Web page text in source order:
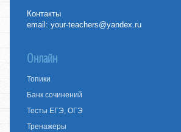
Контакты
email:your-teachers@yandex.ru
Онлайн
Топики
Банк сочинений
Тесты ЕГЭ, ОГЭ
Тренажеры